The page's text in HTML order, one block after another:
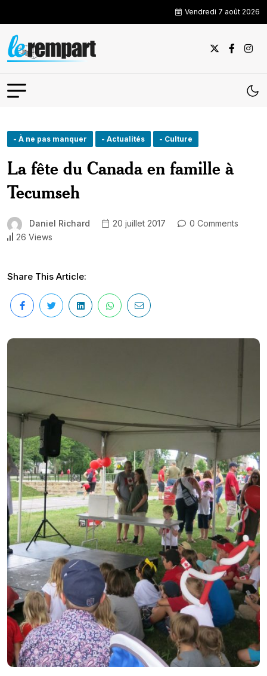
Vendredi 7 août 2026
- À ne pas manquer - Actualités - Culture
La fête du Canada en famille à
Tecumseh
Daniel Richard 20 juillet 2017
0 Comments
26 Views
Share This Article: